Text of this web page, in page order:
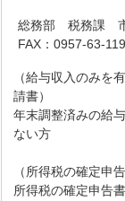
総務部 税務課
FAX：0957-63-
（給与収入のみを
請書）
年末調整済みの給
ない方
（所得税の確定申
所得税の確定申告